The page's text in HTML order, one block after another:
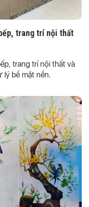
trang trí nội thất
trang trí nội thất và
lý bề mặt nền.